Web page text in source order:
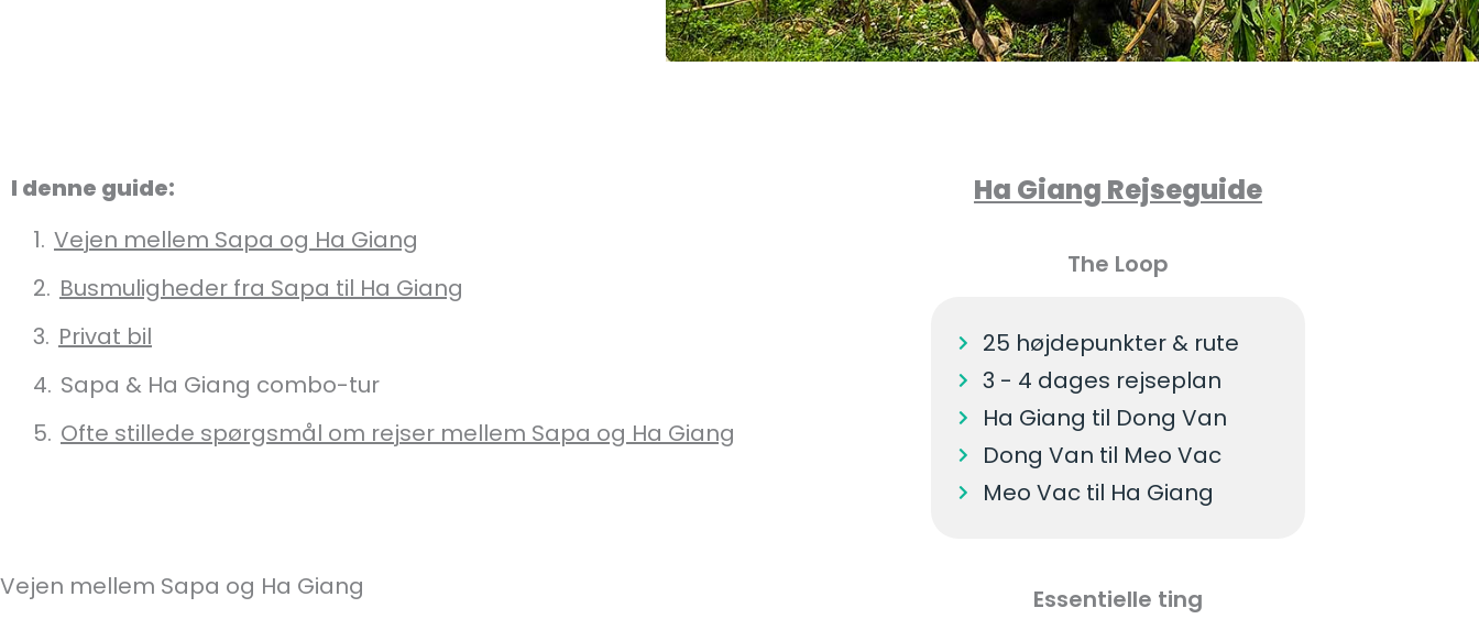
I denne guide:
Vejen mellem Sapa og Ha Giang
Busmuligheder fra Sapa til Ha Giang
Privat bil
Sapa & Ha Giang combo-tur
Ofte stillede spørgsmål om rejser mellem Sapa og Ha Giang
Vejen mellem Sapa og Ha Giang
Ha Giang Rejseguide
The Loop
25 højdepunkter & rute
3 - 4 dages rejseplan
Ha Giang til Dong Van
Dong Van til Meo Vac
Meo Vac til Ha Giang
Essentielle ting